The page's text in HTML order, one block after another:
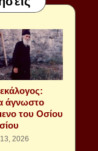
άγνωστο
του Οσίου
2026